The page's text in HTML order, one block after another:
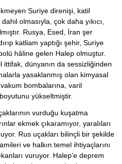
Suriye direnişi, katil
olmasıyla, çok daha yıkıcı,
Rusya, Esed, İran şer
katliam yaptığı şehir, Suriye
hâline gelen Halep olmuştur.
ittifak, dünyanın da sessizliğinden
yasaklanmış olan kimyasal
bombalarına, varil
yükseltmiştir.
vurduğu kuşatma
ekmek çıkaramıyor, yaralıları
Rus uçakları bilinçli bir şekilde
ve halkın temel ihtiyaçlarını
vuruyor. Halep'e deprem